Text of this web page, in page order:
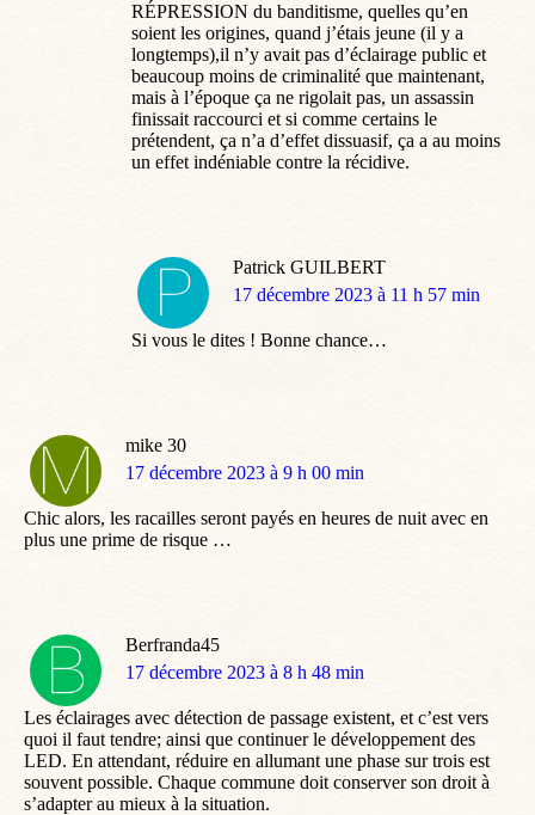
RÉPRESSION du banditisme, quelles qu’en
soient les origines, quand j’étais jeune (il y a
longtemps),il n’y avait pas d’éclairage public et
beaucoup moins de criminalité que maintenant,
mais à l’époque ça ne rigolait pas, un assassin
finissait raccourci et si comme certains le
prétendent, ça n’a d’effet dissuasif, ça a au moins
un effet indéniable contre la récidive.
Patrick GUILBERT
dit
17 décembre 2023 à 11 h 57 min
Si vous le dites ! Bonne chance…
mike 30
dit
17 décembre 2023 à 9 h 00 min
Chic alors, les racailles seront payés en heures de nuit avec en
plus une prime de risque …
Berfranda45
dit
17 décembre 2023 à 8 h 48 min
Les éclairages avec détection de passage existent, et c’est vers
quoi il faut tendre; ainsi que continuer le développement des
LED. En attendant, réduire en allumant une phase sur trois est
souvent possible. Chaque commune doit conserver son droit à
s’adapter au mieux à la situation.